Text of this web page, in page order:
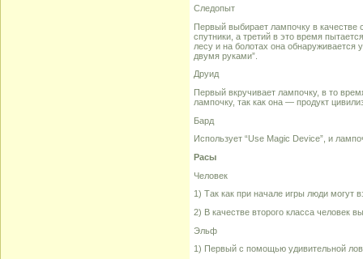
Следопыт
Первый выбирает лампочку в качестве
спутники, а третий в это время
лесу и на болотах она обнаруживается
двумя руками”.
Друид
Первый вкручивает лампочку, в то
лампочку, так как она — продукт
Бард
Использует “Use Magic Device”, и
Расы
Человек
1) Так как при начале игры люди могут
2) В качестве второго класса человек
Эльф
1) Первый с помощью удивительной